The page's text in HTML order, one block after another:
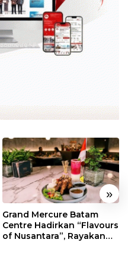
»
Grand Mercure Batam
Centre Hadirkan “Flavours
of Nusantara”, Rayakan